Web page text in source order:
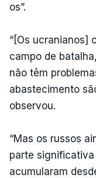
os”.
“[Os ucranianos]
campo de
não têm
abastecimento
observou.
“Mas os russos
parte
acumularam